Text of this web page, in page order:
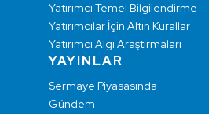
Yatırımcı Temel Bilgilendirme
Yatırımcılar İçin Altın Kurallar
Yatırımcı Algı Araştırmaları
YAYINLAR
Sermaye Piyasasında
Gündem